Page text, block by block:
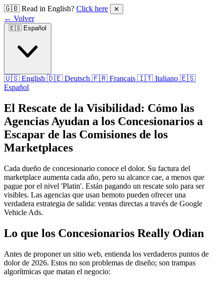
🇬🇧 Read in English? Click here ✕
← Volver
🇪🇸 Español
🇺🇸 English 🇩🇪 Deutsch 🇫🇷 Français 🇮🇹 Italiano 🇪🇸
Español
El Rescate de la Visibilidad: Cómo las
Agencias Ayudan a los Concesionarios a
Escapar de las Comisiones de los
Marketplaces
Cada dueño de concesionario conoce el dolor. Su factura del
marketplace aumenta cada año, pero su alcance cae, a menos que
pague por el nivel 'Platin'. Están pagando un rescate solo para ser
visibles. Las agencias que usan bemoto pueden ofrecer una
verdadera estrategia de salida: ventas directas a través de Google
Vehicle Ads.
Lo que los Concesionarios Really Odian
Antes de proponer un sitio web, entienda los verdaderos puntos de
dolor de 2026. Estos no son problemas de diseño; son trampas
algorítmicas que matan el negocio: